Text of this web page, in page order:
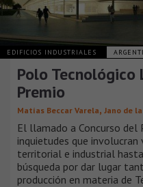
EDIFICIOS INDUSTRIALES
Polo Tecnológico
Premio
Matías Beccar Varela, Jano de
El llamado a Concurso del
inquietudes que involucran
territorial e industrial
búsqueda por dar lugar
producción en materia de